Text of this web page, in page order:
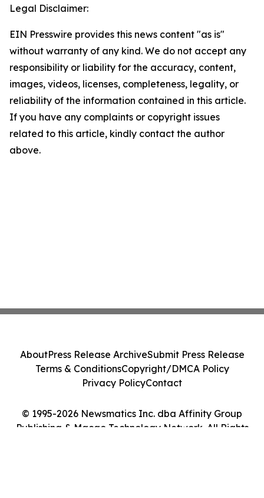
Legal Disclaimer:
EIN Presswire provides this news content "as is"
without warranty of any kind. We do not accept any
responsibility or liability for the accuracy, content,
images, videos, licenses, completeness, legality, or
reliability of the information contained in this article.
If you have any complaints or copyright issues
related to this article, kindly contact the author
above.
© 1995-2026 Newsmatics Inc. dba Affinity Group
Publishing & Macao Technology Network. All Rights
AboutPress Release ArchiveSubmit Press Release
Terms & ConditionsCopyright/DMCA Policy
Privacy PolicyContact